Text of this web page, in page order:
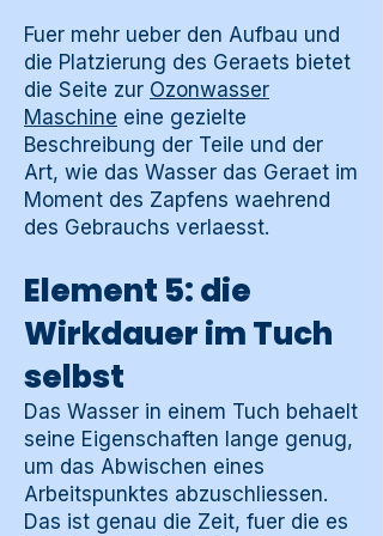
Fuer mehr ueber den Aufbau und
die Platzierung des Geraets bietet
die Seite zur Ozonwasser
Maschine eine gezielte
Beschreibung der Teile und der
Art, wie das Wasser das Geraet im
Moment des Zapfens waehrend
des Gebrauchs verlaesst.
Element 5: die
Wirkdauer im Tuch
selbst
Das Wasser in einem Tuch behaelt
seine Eigenschaften lange genug,
um das Abwischen eines
Arbeitspunktes abzuschliessen.
Das ist genau die Zeit, fuer die es